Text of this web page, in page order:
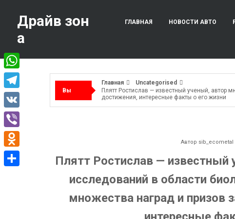
содержимому
Драйв зон
а
ГЛАВНАЯ НОВОСТИ АВТО
Вы
Главная
Uncategorised
Плятт Ростислав — известный ученый, автор
достижения, интересные факты о его жизни
Автор sib_ecometal
Плятт Ростислав — известный
исследований в области
множества наград и призов
WhatsApp
Telegram
VK
Viber
Odnoklassniki